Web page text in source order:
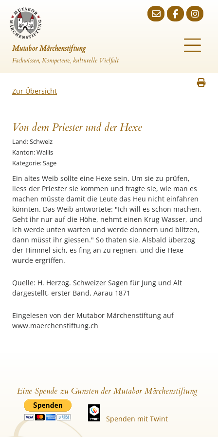
Mutabor Märchenstiftung
Fachwissen, Kompetenz, kulturelle Vielfalt
Zur Übersicht
Von dem Priester und der Hexe
Land: Schweiz
Kanton: Wallis
Kategorie: Sage
Ein altes Weib sollte eine Hexe sein. Um sie zu prüfen,
liess der Priester sie kommen und fragte sie, wie man es
machen müsste damit die Leute das Heu nicht einfahren
könnten. Das Weib antwortete: "Ich will es schon machen.
Geht ihr nur auf die Höhe, nehmt einen Krug Wasser, und
ich werde unten warten und werde donnern und blitzen,
dann müsst ihr giessen." So thaten sie. Alsbald überzog
der Himmel sich, es fing an zu regnen, und die Hexe
wurde ergriffen.
Quelle: H. Herzog. Schweizer Sagen für Jung und Alt
dargestellt, erster Band, Aarau 1871
Eingelesen von der Mutabor Märchenstiftung auf
www.maerchenstiftung.ch
Eine Spende zu Gunsten der Mutabor Märchenstiftung
Spenden mit Twint